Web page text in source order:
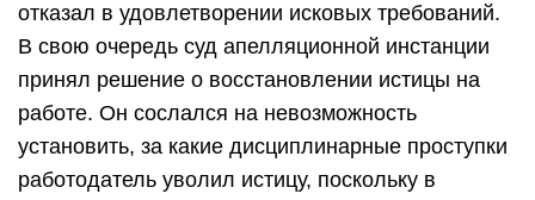
отказал в удовлетворении исковых требований.
В свою очередь суд апелляционной инстанции
принял решение о восстановлении истицы на
работе. Он сослался на невозможность
установить, за какие дисциплинарные проступки
работодатель уволил истицу, поскольку в